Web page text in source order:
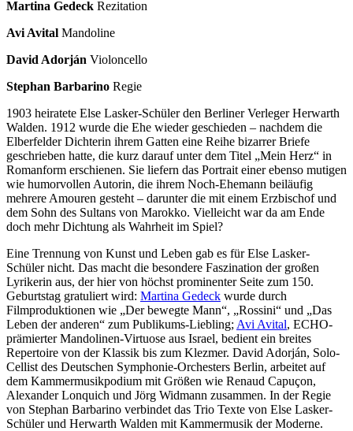
Martina Gedeck Rezitation
Avi Avital Mandoline
David Adorján Violoncello
Stephan Barbarino Regie
1903 heiratete Else Lasker-Schüler den Berliner Verleger Herwarth
Walden. 1912 wurde die Ehe wieder geschieden – nachdem die
Elberfelder Dichterin ihrem Gatten eine Reihe bizarrer Briefe
geschrieben hatte, die kurz darauf unter dem Titel „Mein Herz“ in
Romanform erschienen. Sie liefern das Portrait einer ebenso mutigen
wie humorvollen Autorin, die ihrem Noch-Ehemann beiläufig
mehrere Amouren gesteht – darunter die mit einem Erzbischof und
dem Sohn des Sultans von Marokko. Vielleicht war da am Ende
doch mehr Dichtung als Wahrheit im Spiel?
Eine Trennung von Kunst und Leben gab es für Else Lasker-
Schüler nicht. Das macht die besondere Faszination der großen
Lyrikerin aus, der hier von höchst prominenter Seite zum 150.
Geburtstag gratuliert wird: Martina Gedeck wurde durch
Filmproduktionen wie „Der bewegte Mann“, „Rossini“ und „Das
Leben der anderen“ zum Publikums-Liebling; Avi Avital, ECHO-
prämierter Mandolinen-Virtuose aus Israel, bedient ein breites
Repertoire von der Klassik bis zum Klezmer. David Adorján, Solo-
Cellist des Deutschen Symphonie-Orchesters Berlin, arbeitet auf
dem Kammermusikpodium mit Größen wie Renaud Capuçon,
Alexander Lonquich und Jörg Widmann zusammen. In der Regie
von Stephan Barbarino verbindet das Trio Texte von Else Lasker-
Schüler und Herwarth Walden mit Kammermusik der Moderne.